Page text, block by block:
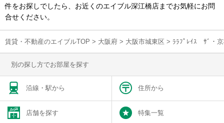
件をお探しでしたら、お近くのエイブル深江橋店までお気軽にお問
合せください。
賃貸・不動産のエイブルTOP > 大阪府 > 大阪市城東区 > ﾗﾗﾌﾟﾚｲｽ ｻﾞ・京
別の探し方でお部屋を探す
沿線・駅から 住所から
店舗を探す 特集一覧